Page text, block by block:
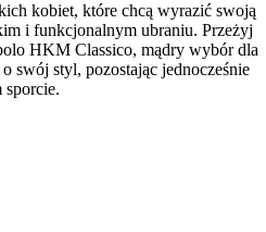
kobiet, które chcą wyrazić swoją
i funkcjonalnym ubraniu. Przeżyj
HKM Classico, mądry wybór dla
swój styl, pozostając jednocześnie